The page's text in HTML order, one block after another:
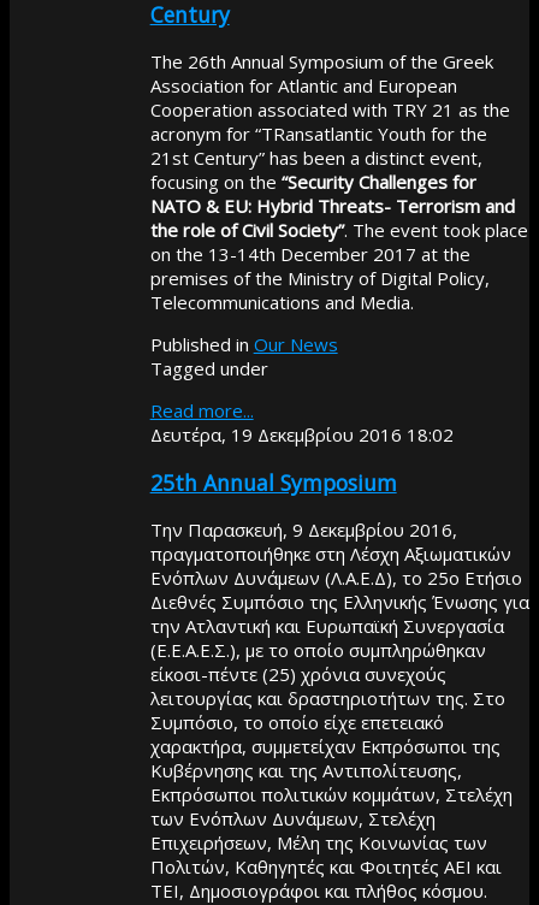
Century
The 26th Annual Symposium of the Greek
Association for Atlantic and European
Cooperation associated with TRY 21 as the
acronym for “TRansatlantic Youth for the
21st Century” has been a distinct event,
focusing on the “Security Challenges for
NATO & EU: Hybrid Threats- Terrorism and
the role of Civil Society”. The event took place
on the 13-14th December 2017 at the
premises of the Ministry of Digital Policy,
Telecommunications and Media.
Published in Our News
Tagged under
Read more...
Δευτέρα, 19 Δεκεμβρίου 2016 18:02
25th Annual Symposium
Την Παρασκευή, 9 Δεκεμβρίου 2016,
πραγματοποιήθηκε στη Λέσχη Αξιωματικών
Ενόπλων Δυνάμεων (Λ.Α.Ε.Δ), το 25ο Ετήσιο
Διεθνές Συμπόσιο της Ελληνικής Ένωσης για
την Ατλαντική και Ευρωπαϊκή Συνεργασία
(Ε.Ε.Α.Ε.Σ.), με το οποίο συμπληρώθηκαν
είκοσι-πέντε (25) χρόνια συνεχούς
λειτουργίας και δραστηριοτήτων της. Στο
Συμπόσιο, το οποίο είχε επετειακό
χαρακτήρα, συμμετείχαν Εκπρόσωποι της
Κυβέρνησης και της Αντιπολίτευσης,
Εκπρόσωποι πολιτικών κομμάτων, Στελέχη
των Ενόπλων Δυνάμεων, Στελέχη
Επιχειρήσεων, Μέλη της Κοινωνίας των
Πολιτών, Καθηγητές και Φοιτητές ΑΕΙ και
ΤΕΙ, Δημοσιογράφοι και πλήθος κόσμου.